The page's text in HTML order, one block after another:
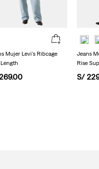
Mujer Levi's Ribcage
.00
Jeans
Rise
S/